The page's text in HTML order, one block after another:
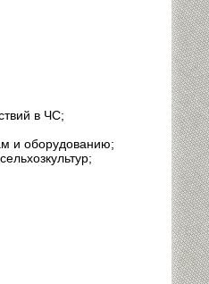
в ЧС;
и оборудованию;